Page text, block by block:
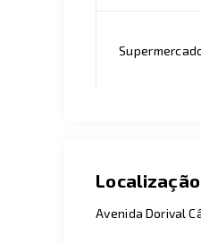
Localização
Avenida Dorival